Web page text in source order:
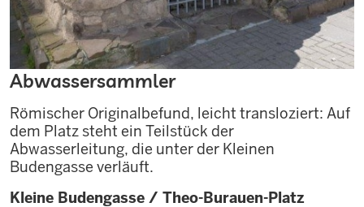
Abwassersammler
Römischer Originalbefund, leicht transloziert: Auf
dem Platz steht ein Teilstück der
Abwasserleitung, die unter der Kleinen
Budengasse verläuft.
Kleine Budengasse / Theo-Burauen-Platz